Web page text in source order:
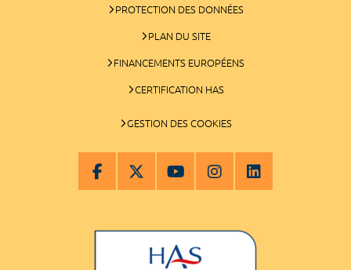
PROTECTION DES DONNÉES
PLAN DU SITE
FINANCEMENTS EUROPÉENS
CERTIFICATION HAS
GESTION DES COOKIES